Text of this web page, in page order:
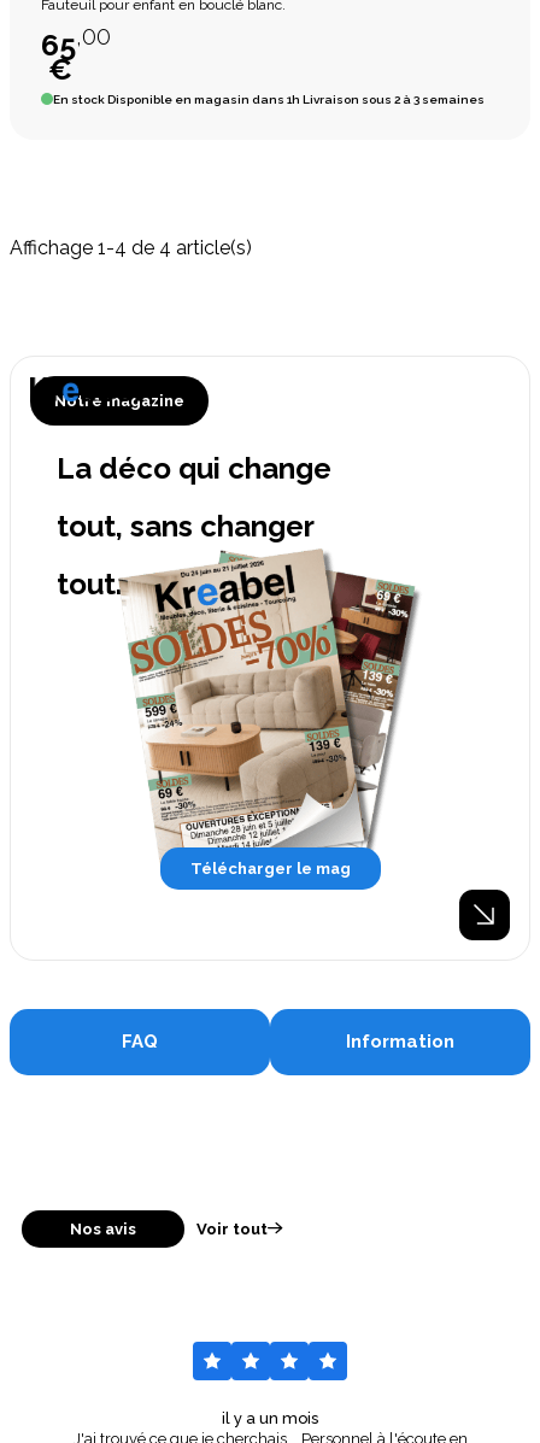
Fauteuil pour enfant en bouclé blanc.
65,00
€
En stockDisponible en magasin dans 1h Livraison sous 2 à 3 semaines
Affichage 1-4 de 4 article(s)
Notre magazine
La déco qui change
tout, sans changer
tout.
Télécharger le mag
FAQ Information
Nos avis Voir tout
il y a un mois
J'ai trouvé ce que je cherchais... Personnel à l'écoute en